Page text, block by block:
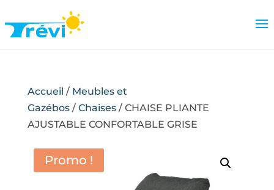
Accueil / Meubles et
Gazébos/ Chaises/ CHAISE PLIANTE
AJUSTABLE CONFORTABLE GRISE
Promo !